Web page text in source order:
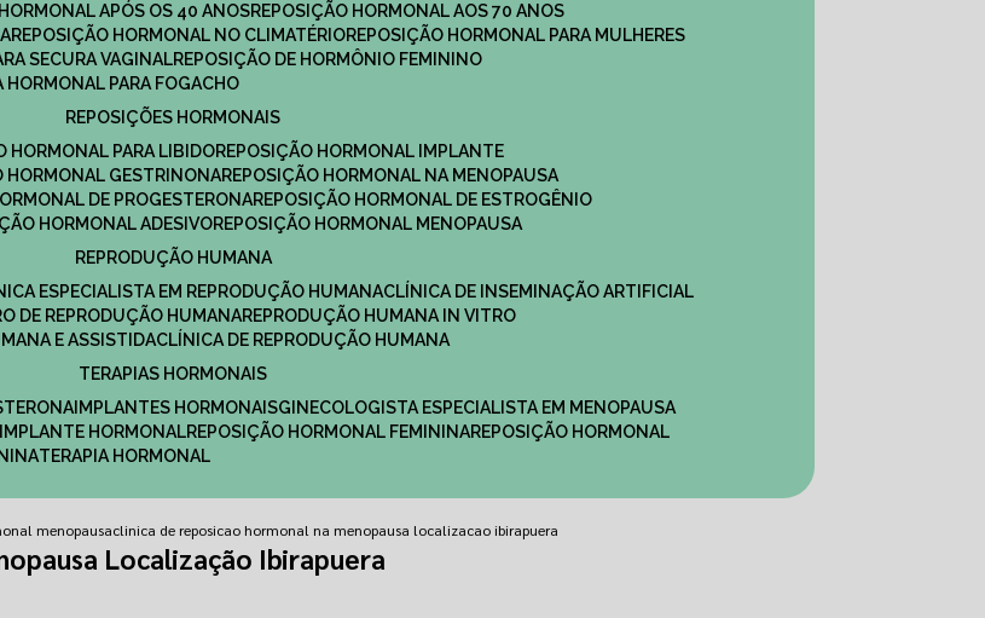
HORMONAL APÓS OS 40 ANOS
REPOSIÇÃO HORMONAL AOS 70 ANOS
REPOSIÇÃO HORMONAL NO CLIMATÉRIO
REPOSIÇÃO HORMONAL PARA MULHERES
SECURA VAGINAL
REPOSIÇÃO DE HORMÔNIO FEMININO
HORMONAL PARA FOGACHO
REPOSIÇÕES HORMONAIS
HORMONAL PARA LIBIDO
REPOSIÇÃO HORMONAL IMPLANTE
HORMONAL GESTRINONA
REPOSIÇÃO HORMONAL NA MENOPAUSA
DE PROGESTERONA
REPOSIÇÃO HORMONAL DE ESTROGÊNIO
HORMONAL ADESIVO
REPOSIÇÃO HORMONAL MENOPAUSA
REPRODUÇÃO HUMANA
ESPECIALISTA EM REPRODUÇÃO HUMANA
CLÍNICA DE INSEMINAÇÃO ARTIFICIAL
DE REPRODUÇÃO HUMANA
REPRODUÇÃO HUMANA IN VITRO
E ASSISTIDA
CLÍNICA DE REPRODUÇÃO HUMANA
TERAPIAS HORMONAIS
IMPLANTES HORMONAIS
GINECOLOGISTA ESPECIALISTA EM MENOPAUSA
IMPLANTE HORMONAL
REPOSIÇÃO HORMONAL FEMININA
REPOSIÇÃO HORMONAL
TERAPIA HORMONAL
menopausaclinica de reposicao hormonal na menopausa localizacao ibirapuera
Localização Ibirapuera